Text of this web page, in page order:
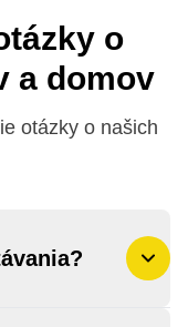
o
a domov
otázky o našich